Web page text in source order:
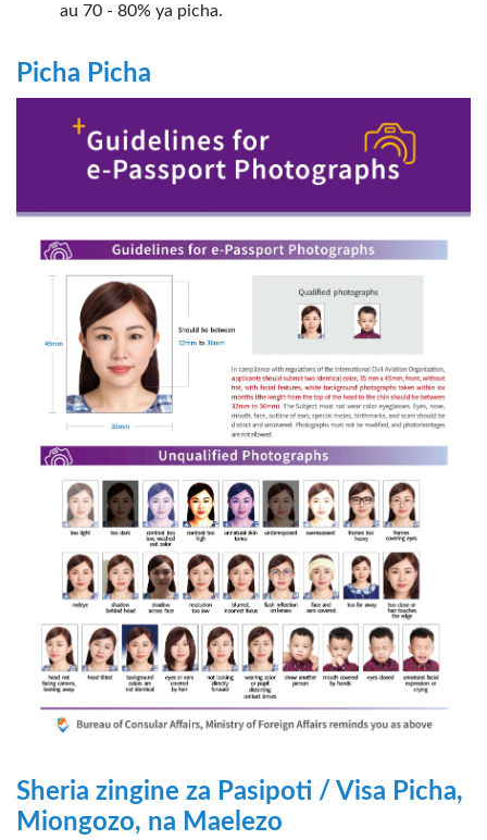
au 70 - 80% ya picha.
Picha Picha
Sheria zingine za Pasipoti / Visa Picha,
Miongozo, na Maelezo